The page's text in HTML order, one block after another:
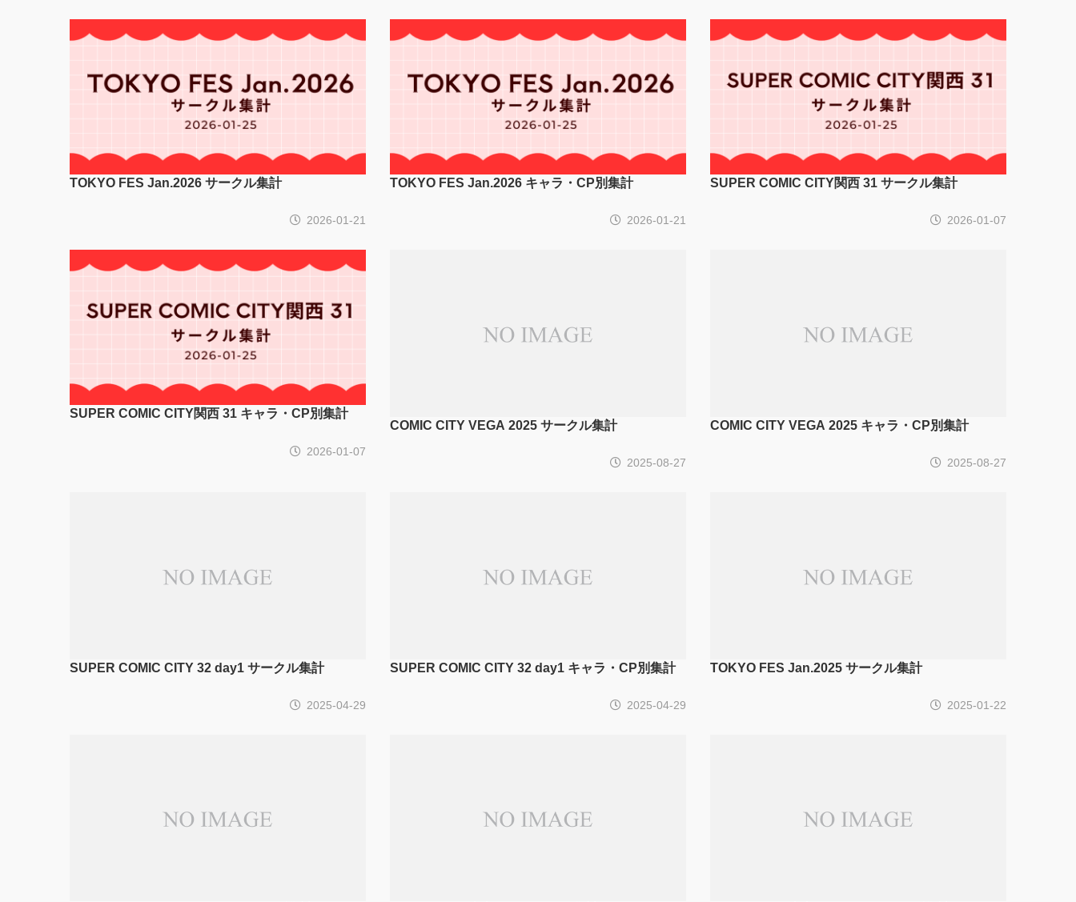
TOKYO FES Jan.2026 サークル集計
2026-01-21
TOKYO FES Jan.2026 キャラ・CP別集計
2026-01-21
SUPER COMIC CITY関西 31 サークル集計
2026-01-07
SUPER COMIC CITY関西 31 キャラ・CP別集計
2026-01-07
COMIC CITY VEGA 2025 サークル集計
2025-08-27
COMIC CITY VEGA 2025 キャラ・CP別集計
2025-08-27
SUPER COMIC CITY 32 day1 サークル集計
2025-04-29
SUPER COMIC CITY 32 day1 キャラ・CP別集計
2025-04-29
TOKYO FES Jan.2025 サークル集計
2025-01-22